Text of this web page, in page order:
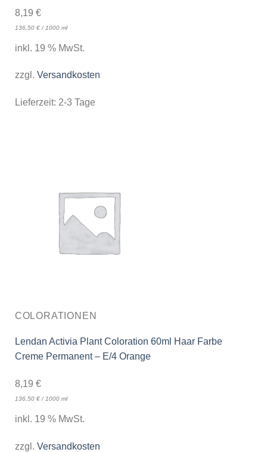
8,19 €
136,50 €/ 1000 ml
inkl. 19 % MwSt.
zzgl. Versandkosten
Lieferzeit: 2-3 Tage
COLORATIONEN
Lendan Activia Plant Coloration 60ml Haar Farbe
Creme Permanent – E/4 Orange
8,19 €
136,50 €/ 1000 ml
inkl. 19 % MwSt.
zzgl. Versandkosten